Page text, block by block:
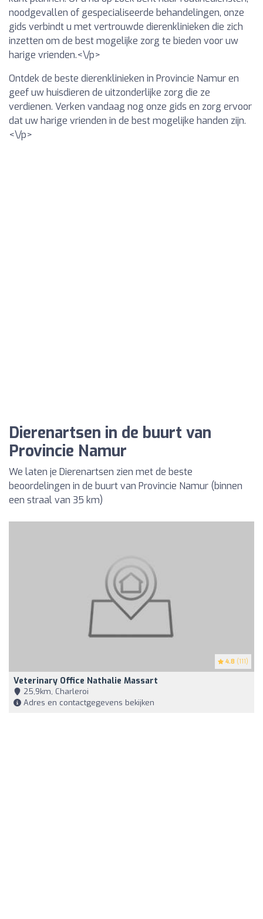
noodgevallen of gespecialiseerde behandelingen, onze
gids verbindt u met vertrouwde dierenklinieken die zich
inzetten om de best mogelijke zorg te bieden voor uw
harige vrienden.<\/p>
Ontdek de beste dierenklinieken in Provincie Namur en
geef uw huisdieren de uitzonderlijke zorg die ze
verdienen. Verken vandaag nog onze gids en zorg ervoor
dat uw harige vrienden in de best mogelijke handen zijn.
<\/p>
Dierenartsen in de buurt van
Provincie Namur
We laten je Dierenartsen zien met de beste
beoordelingen in de buurt van Provincie Namur (binnen
een straal van 35 km)
4.8 (111)
Veterinary Office Nathalie Massart
25,9km, Charleroi
Adres en contactgegevens bekijken